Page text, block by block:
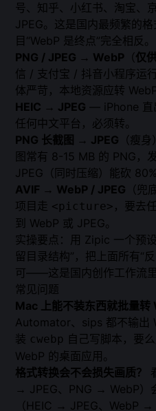
号、知乎、小红书、淘宝、
JPEG。这是国内最频繁的
目“WebP 是终点”完全相反。
PNG / JPEG → WebP （仅
信 / 支付宝 / 抖音小程序运
体严苛，本地资源应转
HEIC → JPEG — iPhone 直
任何中文平台，必须转。
PNG 长截图 → JPEG （瘦
图常有 8-15 MB 的 PNG，
JPEG（同时压缩）能砍 80%
AVIF → WebP / JPEG （
项目走 <picture> ，要去
到 WebP 或 JPEG。
实操要点：用 Zipic 一个预
留目录结构”，把上面所有“
可——这是国内创作工作流里
常见问题
Mac 上能不装东西就批量转
Automator、sips 都不输出
装 cwebp 自己写脚本，要
WebP 的桌面应用。
格式转换会不会损失画质？
→ JPEG、PNG → WebP）
（HEIC → JPEG、WebP